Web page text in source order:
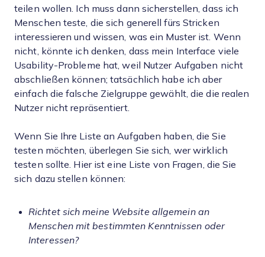
teilen wollen. Ich muss dann sicherstellen, dass ich
Menschen teste, die sich generell fürs Stricken
interessieren und wissen, was ein Muster ist. Wenn
nicht, könnte ich denken, dass mein Interface viele
Usability-Probleme hat, weil Nutzer Aufgaben nicht
abschließen können; tatsächlich habe ich aber
einfach die falsche Zielgruppe gewählt, die die realen
Nutzer nicht repräsentiert.
Wenn Sie Ihre Liste an Aufgaben haben, die Sie
testen möchten, überlegen Sie sich, wer wirklich
testen sollte. Hier ist eine Liste von Fragen, die Sie
sich dazu stellen können:
Richtet sich meine Website allgemein an
Menschen mit bestimmten Kenntnissen oder
Interessen?